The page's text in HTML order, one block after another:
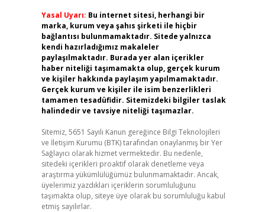
Yasal Uyarı: Bu internet sitesi, herhangi bir
marka, kurum veya şahıs şirketi ile hiçbir
bağlantısı bulunmamaktadır. Sitede yalnızca
kendi hazırladığımız makaleler
paylaşılmaktadır. Burada yer alan içerikler
haber niteliği taşımamakta olup, gerçek kurum
ve kişiler hakkında paylaşım yapılmamaktadır.
Gerçek kurum ve kişiler ile isim benzerlikleri
tamamen tesadüfidir. Sitemizdeki bilgiler taslak
halindedir ve tavsiye niteliği taşımazlar.
Sitemiz, 5651 Sayılı Kanun gereğince Bilgi Teknolojileri
ve İletişim Kurumu (BTK) tarafından onaylanmış bir Yer
Sağlayıcı olarak hizmet vermektedir. Bu nedenle,
sitedeki içerikleri proaktif olarak denetleme veya
araştırma yükümlülüğümüz bulunmamaktadır. Ancak,
üyelerimiz yazdıkları içeriklerin sorumluluğunu
taşımakta olup, siteye üye olarak bu sorumluluğu kabul
etmiş sayılırlar.